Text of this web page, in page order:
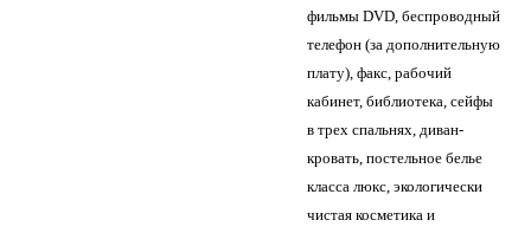
фильмы DVD, беспроводный
телефон (за дополнительную
плату), факс, рабочий
кабинет, библиотека, сейфы
в трех спальнях, диван-
кровать, постельное белье
класса люкс, экологически
чистая косметика и